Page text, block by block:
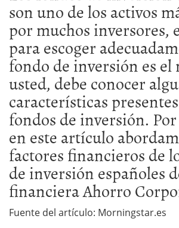
son uno de los activos
por muchos inversores,
para escoger
fondo de inversión es el
usted, debe conocer
características
fondos de inversión.
en este artículo
factores financieros de
de inversión españoles
financiera Ahorro
Fuente del artículo: Morningstar.es